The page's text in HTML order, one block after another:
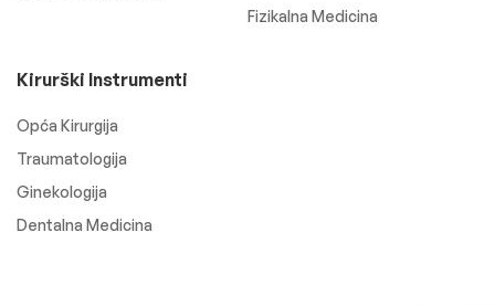
Fizikalna Medicina
Kirurški Instrumenti
Opća Kirurgija
Traumatologija
Ginekologija
Dentalna Medicina